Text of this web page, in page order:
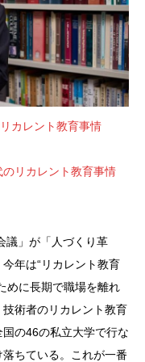
カレント教育事情
のリカレント教育事情
議」が「人づくり革
年は“リカレント教育
めに長期で職場を離れ
術者のリカレント教育
の46の私立大学で行な
ちている。これが一番